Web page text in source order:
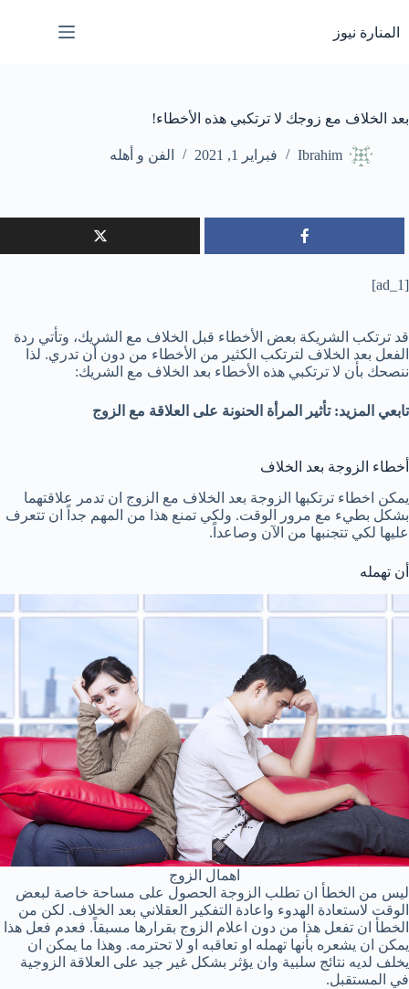
إلى
المحتوى
المنارة نيوز
بعد الخلاف مع زوجك لا ترتكبي هذه الأخطاء!
Ibrahim فبراير 1, 2021 الفن و أهله
[ad_1]
قد ترتكب الشريكة بعض الأخطاء قبل الخلاف مع الشريك، وتأتي ردة
الفعل بعد الخلاف لترتكب الكثير من الأخطاء من دون أن تدري. لذا
ننصحك بأن لا ترتكبي هذه الأخطاء بعد الخلاف مع الشريك:
تابعي المزيد: تأثير المرأة الحنونة على العلاقة مع الزوج
أخطاء الزوجة بعد الخلاف
يمكن اخطاء ترتكبها الزوجة بعد الخلاف مع الزوج ان تدمر علاقتهما
بشكل بطيء مع مرور الوقت. ولكي تمنع هذا من المهم جداً ان تتعرف
عليها لكي تتجنبها من الآن وصاعداً.
أن تهمله
اهمال الزوج
ليس من الخطأ ان تطلب الزوجة الحصول على مساحة خاصة لبعض
الوقت لاستعادة الهدوء واعادة التفكير العقلاني بعد الخلاف. لكن من
الخطأ ان تفعل هذا من دون اعلام الزوج بقرارها مسبقاً. فعدم فعل هذا
يمكن ان يشعره بأنها تهمله او تعاقبه او لا تحترمه. وهذا ما يمكن ان
يخلف لديه نتائج سلبية وان يؤثر بشكل غير جيد على العلاقة الزوجية
في المستقبل.